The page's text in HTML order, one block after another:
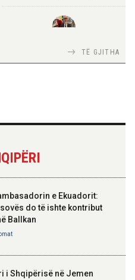
TIRANA DIPLOMAT
TIRANA DIPLOMAT
Skënderbeut dhe Ismail
TË GJITHA
e Ekuadorit:
do të ishte kontribut
Ballkan
i Shqipërisë në Jemen